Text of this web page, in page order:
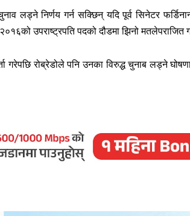
लड्ने निर्णय गर्न सक्छिन् यदि पूर्व सिनेटर
उपराष्ट्रपति पदको दौडमा झिनो मतलेपराजित
गरेपछि रोब्रेडोले पनि उनका विरुद्ध चुनाब लड्ने